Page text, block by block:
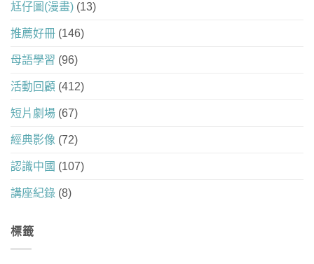
尪仔圖(漫畫) (13)
推薦好冊 (146)
母語學習 (96)
活動回顧 (412)
短片劇場 (67)
經典影像 (72)
認識中國 (107)
講座紀錄 (8)
標籤